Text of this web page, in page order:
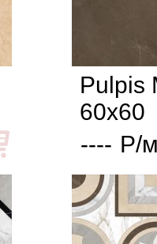
Pulpis
60x60
---- Р/